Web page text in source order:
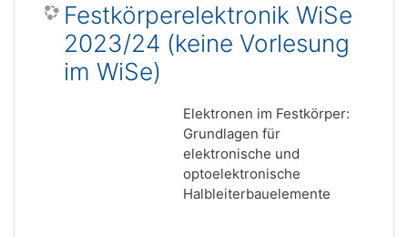
Festkörperelektronik WiSe
2023/24 (keine Vorlesung
im WiSe)
Elektronen im Festkörper:
Grundlagen für
elektronische und
optoelektronische
Halbleiterbauelemente